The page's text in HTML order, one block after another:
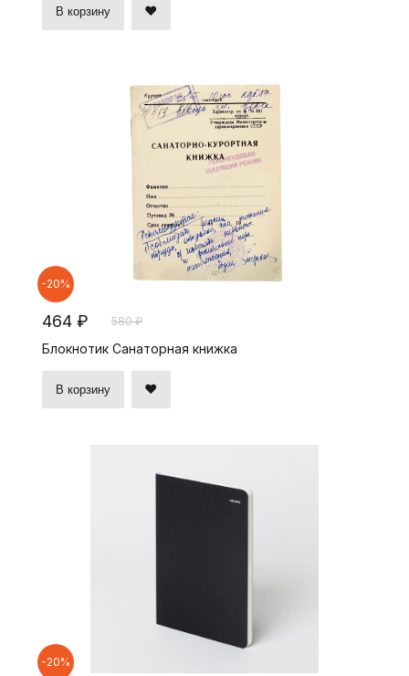
В корзину
-20%
464 ₽ 580 ₽
Блокнотик Санаторная книжка
В корзину
-20%